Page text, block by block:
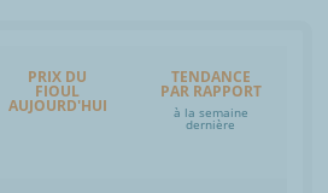
PRIX DU
FIOUL
AUJOURD'HUI
TENDANCE
PAR RAPPORT
à la semaine
dernière